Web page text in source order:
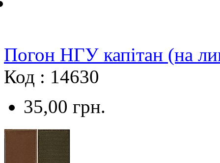
Погон НГУ капітан (на
Код : 14630
35,00 грн.